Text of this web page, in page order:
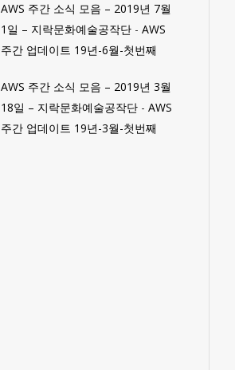
AWS 주간 소식 모음 – 2019년 7월
1일 – 지락문화예술공작단 - AWS
주간 업데이트 19년-6월-첫번째
AWS 주간 소식 모음 – 2019년 3월
18일 – 지락문화예술공작단 - AWS
주간 업데이트 19년-3월-첫번째